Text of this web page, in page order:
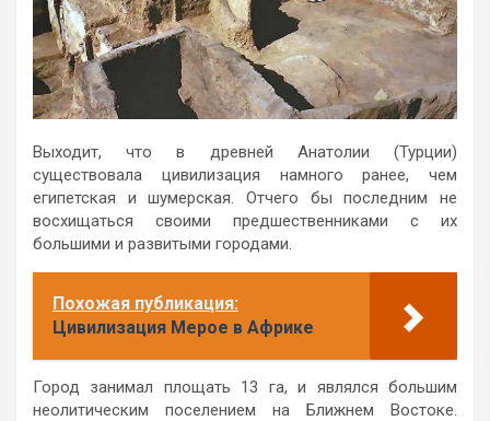
Выходит, что в древней Анатолии (Турции)
существовала цивилизация намного ранее, чем
египетская и шумерская. Отчего бы последним не
восхищаться своими предшественниками с их
большими и развитыми городами.
Похожая публикация:
Цивилизация Мерое в Африке
Город занимал площать 13 га, и являлся большим
неолитическим поселением на Ближнем Востоке.